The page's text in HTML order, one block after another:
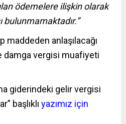
ödemelere ilişkin olarak
anlaşılacağı
damga vergisi muafiyeti
giderindeki gelir vergisi
başlıklı yazımız için